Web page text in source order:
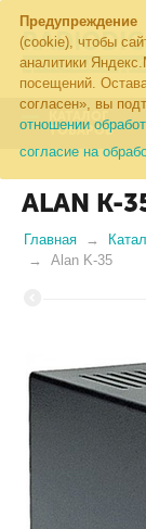
Предупреждение
(cookie), чтобы
аналитики
посещений.
согласен», вы
отношении
согласие на
КАТАЛОГ
ТОВАРОВ
ALAN K-
Главная
Alan K-35